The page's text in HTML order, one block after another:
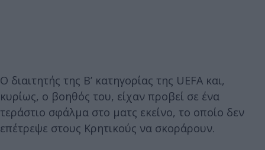
Ο διαιτητής της Β’ κατηγορίας της UEFA και,
κυρίως, ο βοηθός του, είχαν προβεί σε ένα
τεράστιο σφάλμα στο ματς εκείνο, το οποίο δεν
επέτρεψε στους Κρητικούς να σκοράρουν.